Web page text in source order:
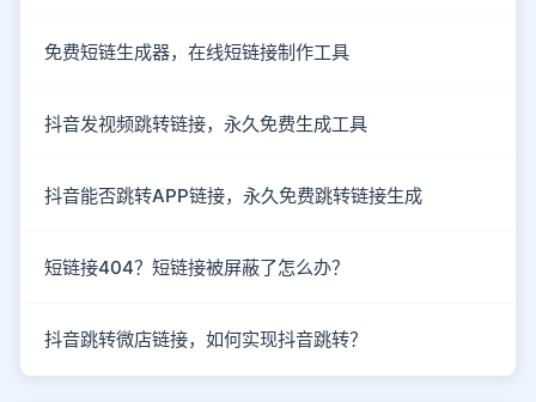
免费短链生成器，在线短链接制作工具
抖音发视频跳转链接，永久免费生成工具
抖音能否跳转APP链接，永久免费跳转链接生成
短链接404？短链接被屏蔽了怎么办？
抖音跳转微店链接，如何实现抖音跳转？